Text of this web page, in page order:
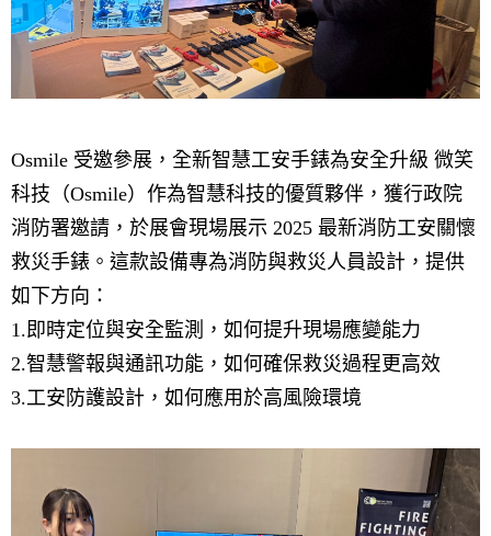
Osmile 受邀參展，全新智慧工安手錶為安全升級 微笑
科技（Osmile）作為智慧科技的優質夥伴，獲行政院
消防署邀請，於展會現場展示 2025 最新消防工安關懷
救災手錶。這款設備專為消防與救災人員設計，提供
如下方向：
1.即時定位與安全監測，如何提升現場應變能力
2.智慧警報與通訊功能，如何確保救災過程更高效
3.工安防護設計，如何應用於高風險環境